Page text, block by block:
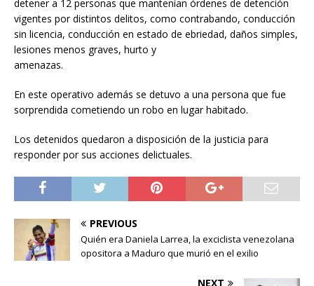
detener a 12 personas que mantenían órdenes de detención
vigentes por distintos delitos, como contrabando, conducción
sin licencia, conducción en estado de ebriedad, daños simples,
lesiones menos graves, hurto y
amenazas.
En este operativo además se detuvo a una persona que fue
sorprendida cometiendo un robo en lugar habitado.
Los detenidos quedaron a disposición de la justicia para
responder por sus acciones delictuales.
PREVIOUS
Quién era Daniela Larrea, la exciclista venezolana
opositora a Maduro que murió en el exilio
NEXT